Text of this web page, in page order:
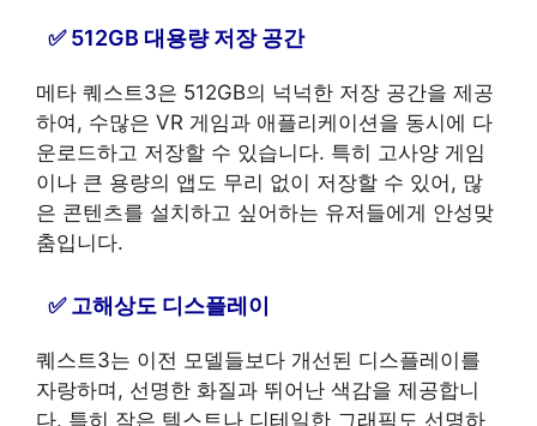
512GB 대용량 저장 공간
메타 퀘스트3은 512GB의 넉넉한 저장 공간을 제공
하여, 수많은 VR 게임과 애플리케이션을 동시에 다
운로드하고 저장할 수 있습니다. 특히 고사양 게임
이나 큰 용량의 앱도 무리 없이 저장할 수 있어, 많
은 콘텐츠를 설치하고 싶어하는 유저들에게 안성맞
춤입니다.
고해상도 디스플레이
퀘스트3는 이전 모델들보다 개선된 디스플레이를
자랑하며, 선명한 화질과 뛰어난 색감을 제공합니
다. 특히 작은 텍스트나 디테일한 그래픽도 선명하